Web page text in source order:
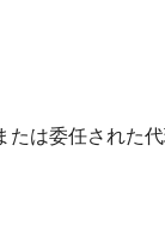
は委任された